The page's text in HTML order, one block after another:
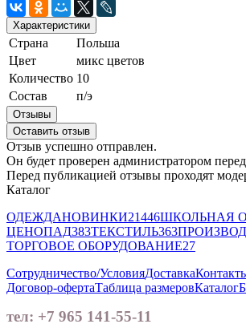
Характеристики
Страна
Польша
Цвет
микс цветов
Количество 10
Состав
п/э
Отзывы
Оставить отзыв
Отзыв успешно отправлен.
Он будет проверен администратором
Перед публикацией отзывы проходят
Каталог
ОДЕЖДАНОВИНКИ21446ШКОЛЬНАЯ
ЦЕНОПАД383ТЕКСТИЛЬ363
ТОРГОВОЕ ОБОРУДОВАНИЕ27
Сотрудничество/УсловияДоставка
Договор-офертаТаблица размеровКаталог
тел: +7 965 141-55-11